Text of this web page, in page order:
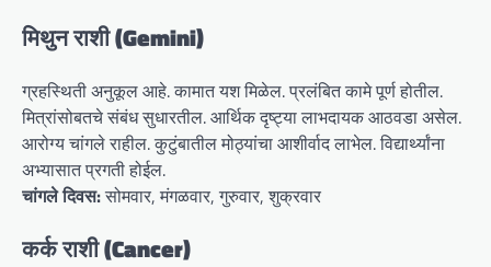
मिथुन राशी (Gemini)
ग्रहस्थिती अनुकूल आहे. कामात यश मिळेल. प्रलंबित कामे पूर्ण होतील.
मित्रांसोबतचे संबंध सुधारतील. आर्थिक दृष्ट्या लाभदायक आठवडा असेल.
आरोग्य चांगले राहील. कुटुंबातील मोठ्यांचा आशीर्वाद लाभेल. विद्यार्थ्यांना
अभ्यासात प्रगती होईल.
चांगले दिवस:सोमवार, मंगळवार, गुरुवार, शुक्रवार
कर्क राशी (Cancer)